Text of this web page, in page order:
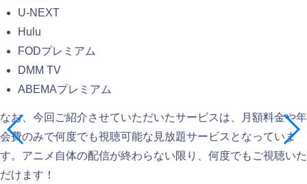
U-NEXT
Hulu
FODプレミアム
DMM TV
ABEMAプレミアム
なお、今回ご紹介させていただいたサービスは、月額料金や年
会費のみで何度でも視聴可能な見放題サービスとなっていま
す。アニメ自体の配信が終わらない限り、何度でもご視聴いた
だけます！